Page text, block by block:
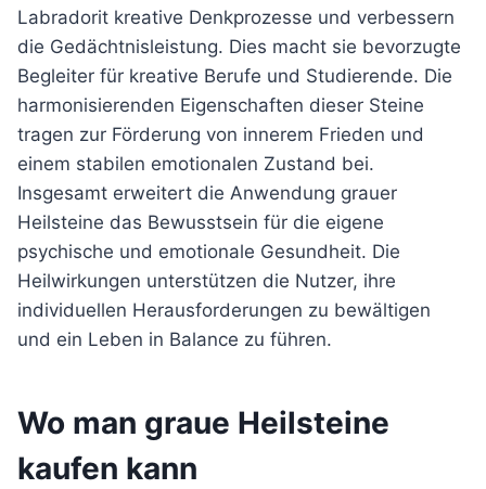
Labradorit kreative Denkprozesse und verbessern
die Gedächtnisleistung. Dies macht sie bevorzugte
Begleiter für kreative Berufe und Studierende. Die
harmonisierenden Eigenschaften dieser Steine
tragen zur Förderung von innerem Frieden und
einem stabilen emotionalen Zustand bei.
Insgesamt erweitert die Anwendung grauer
Heilsteine das Bewusstsein für die eigene
psychische und emotionale Gesundheit. Die
Heilwirkungen unterstützen die Nutzer, ihre
individuellen Herausforderungen zu bewältigen
und ein Leben in Balance zu führen.
Wo man graue Heilsteine
kaufen kann